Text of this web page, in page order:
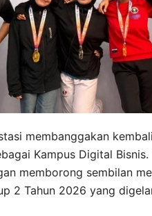
membanggakan
Kampus Digital
memborong sembilan
2 Tahun 2026 yang